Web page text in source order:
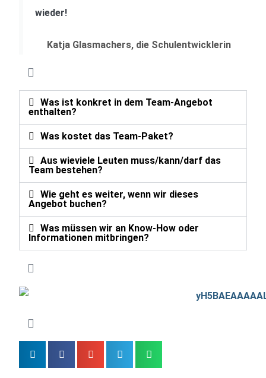
wieder!
Katja Glasmachers, die Schulentwicklerin
Was ist konkret in dem Team-Angebot
enthalten?
Was kostet das Team-Paket?
Aus wieviele Leuten muss/kann/darf das
Team bestehen?
Wie geht es weiter, wenn wir dieses
Angebot buchen?
Was müssen wir an Know-How oder
Informationen mitbringen?